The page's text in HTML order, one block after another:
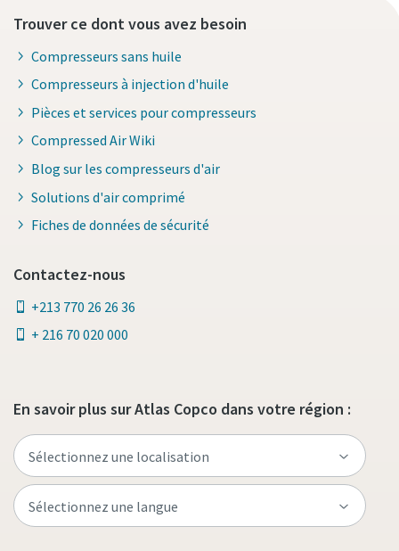
Trouver ce dont vous avez besoin
Compresseurs sans huile
Compresseurs à injection d'huile
Pièces et services pour compresseurs
Compressed Air Wiki
Blog sur les compresseurs d'air
Solutions d'air comprimé
Fiches de données de sécurité
Contactez-nous
+213 770 26 26 36
+ 216 70 020 000
En savoir plus sur Atlas Copco dans votre région :